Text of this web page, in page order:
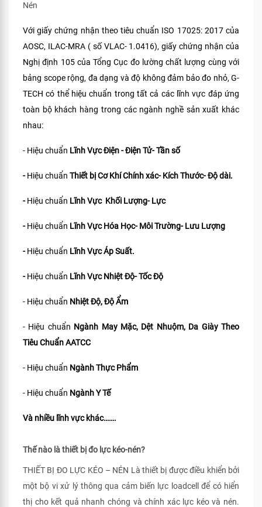
Nén
Với giấy chứng nhận theo tiêu chuẩn ISO 17025: 2017 của
AOSC, ILAC-MRA ( số VLAC- 1.0416), giấy chứng nhận của
Nghị định 105 của Tổng Cục đo lường chất lượng cùng với
bảng scope rộng, đa dạng và độ không đảm bảo đo nhỏ, G-
TECH có thể hiệu chuẩn trong tất cả các lĩnh vực đáp ứng
toàn bộ khách hàng trong các ngành nghề sản xuất khác
nhau:
- Hiệu chuẩn Lĩnh Vực Điện - Điện Tử- Tần số
-Hiệu chuẩn Thiết bị Cơ Khí Chính xác- Kích Thước- Độ dài.
-Hiệu chuẩn Lĩnh Vực Khối Lượng- Lực
-Hiệu chuẩn Lĩnh Vực Hóa Học- Môi Trường- Lưu Lượng
-Hiệu chuẩn Lĩnh Vực Áp Suất.
-Hiệu chuẩn Lĩnh Vực Nhiệt Độ- Tốc Độ
- Hiệu chuẩn Nhiệt Độ, Độ Ẩm
- Hiệu chuẩn Ngành May Mặc, Dệt Nhuộm, Da Giày Theo
Tiêu ChuẩnAATCC
- Hiệu chuẩn Ngành Thực Phẩm
- Hiệu chuẩn Ngành Y Tế
Và nhiều lĩnh vực khác…….
Thế nào là thiết bị đo lực kéo-nén?
THIẾT BỊ ĐO LỰC KÉO – NÉN Là thiết bị được điều khiển bởi
một bộ vi xử lý thông qua cảm biến lực loadcell để có hiển
thị cho kết quả nhanh chóng và chính xác lực kéo và nén.